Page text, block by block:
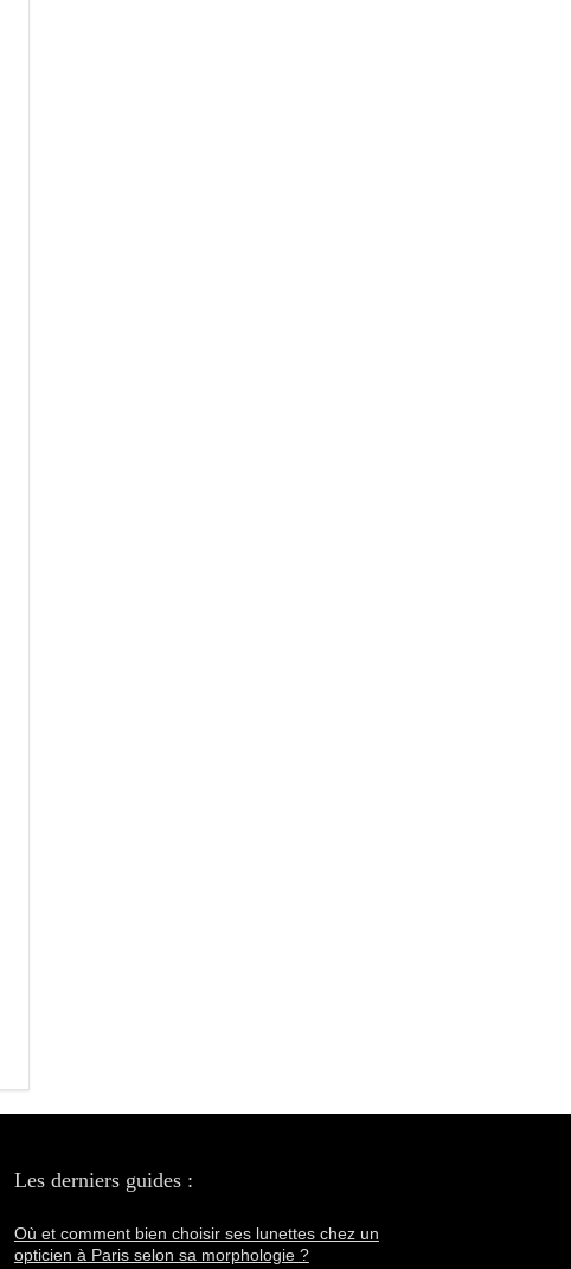
Les derniers guides :
Où et comment bien choisir ses lunettes chez un
opticien à Paris selon sa morphologie ?